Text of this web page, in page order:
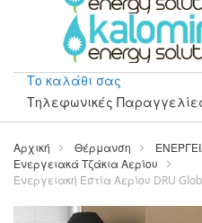
Το καλάθι σας
Τηλεφωνικές
Μετάβαση
περιεχόμενο
Αρχική Θέρμανση
Ενεργειακά Τζάκια Αερίου
Ενεργειακή Εστία Αερίου DRU
Μετάβαση